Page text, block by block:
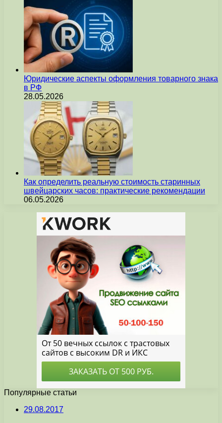
Юридические аспекты оформления товарного знака
в РФ
28.05.2026
Как определить реальную стоимость старинных
швейцарских часов: практические рекомендации
06.05.2026
Популярные статьи
29.08.2017